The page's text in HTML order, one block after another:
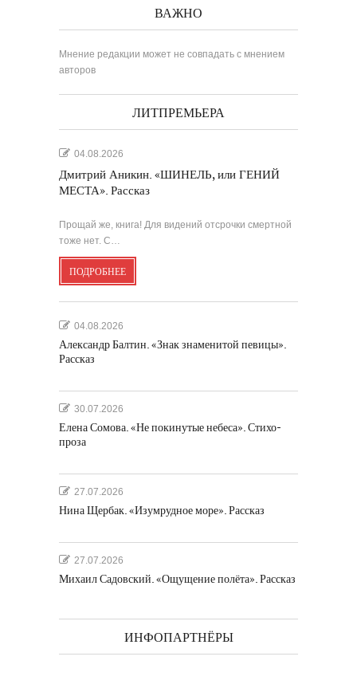
ВАЖНО
Мнение редакции может не совпадать с мнением
авторов
ЛИТПРЕМЬЕРА
04.08.2026
Дмитрий Аникин. «ШИНЕЛЬ, или ГЕНИЙ
МЕСТА». Рассказ
Прощай же, книга! Для видений отсрочки смертной
тоже нет. С…
ПОДРОБНЕЕ
04.08.2026
Александр Балтин. «Знак знаменитой певицы».
Рассказ
30.07.2026
Елена Сомова. «Не покинутые небеса». Стихо-
проза
27.07.2026
Нина Щербак. «Изумрудное море». Рассказ
27.07.2026
Михаил Садовский. «Ощущение полёта». Рассказ
ИНФОПАРТНЁРЫ